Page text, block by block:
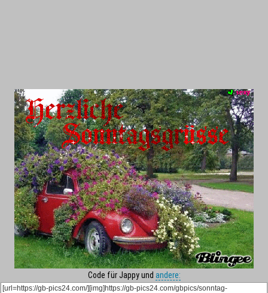
Code für Jappy und andere: